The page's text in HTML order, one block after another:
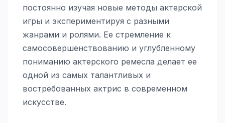
постоянно изучая новые методы актерской
игры и экспериментируя с разными
жанрами и ролями. Ее стремление к
самосовершенствованию и углубленному
пониманию актерского ремесла делает ее
одной из самых талантливых и
востребованных актрис в современном
искусстве.